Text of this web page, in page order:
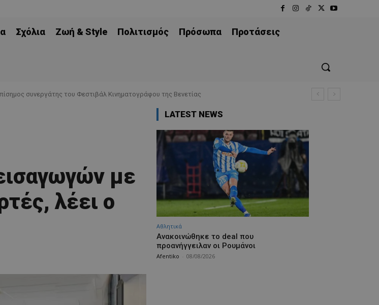
Σχόλια Ζωή & Style Πολιτισμός Πρόσωπα
Προτάσεις
συνεργάτης του Φεστιβάλ Κινηματογράφου της Βενετίας
με
λέει ο
LATEST NEWS
Αθλητικά
Aνακοινώθηκε το deal που
προανήγγειλαν οι Ρουμάνοι
Afentiko 08/08/2026